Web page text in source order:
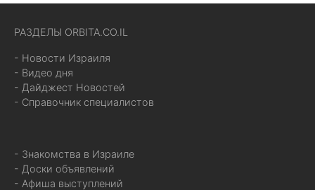
РАЗДЕЛЫ ORBITA.CO.IL
- Новости Израиля
- Видео дня
- Дайджест Новостей
- Справочник специалистов
- Знакомства в Израиле
- Доски объявлений
- Афиша выступлений